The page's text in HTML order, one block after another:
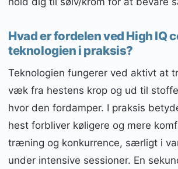
Hvad er fordelen ved High IQ
teknologien i praksis?
Teknologien fungerer ved aktivt at
væk fra hestens krop og ud til
hvor den fordamper. I praksis
hest forbliver køligere og mere
træning og konkurrence, særligt i
under intensive sessioner. En